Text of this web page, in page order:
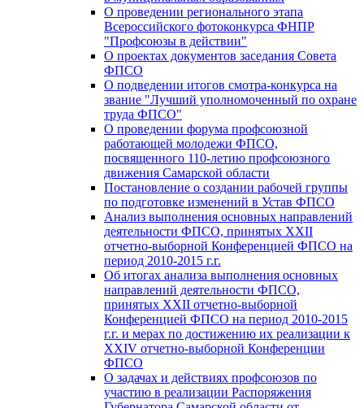
О проведении регионального этапа
Всероссийского фотоконкурса ФНПР
"Профсоюзы в действии"
О проектах документов заседания Совета
ФПСО
О подведении итогов смотра-конкурса на
звание "Лучший уполномоченный по охране
труда ФПСО"
О проведении форума профсоюзной
работающей молодежи ФПСО,
посвященного 110-летию профсоюзного
движения Самарской области
Постановление о создании рабочей группы
по подготовке изменений в Устав ФПСО
Анализ выполнения основных направлений
деятельности ФПСО, принятых XXII
отчетно-выборной Конференцией ФПСО на
период 2010-2015 г.г.
Об итогах анализа выполнения основных
направлений деятельности ФПСО,
принятых XXII отчетно-выборной
Конференцией ФПСО на период 2010-2015
г.г. и мерах по достижению их реализации к
XXIV отчетно-выборной Конференции
ФПСО
О задачах и действиях профсоюзов по
участию в реализации Распоряжения